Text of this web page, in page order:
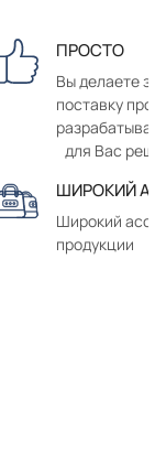
ПРОСТО
Вы делаете
поставку
для Вас
ШИРОКИЙ
Широкий
продукции